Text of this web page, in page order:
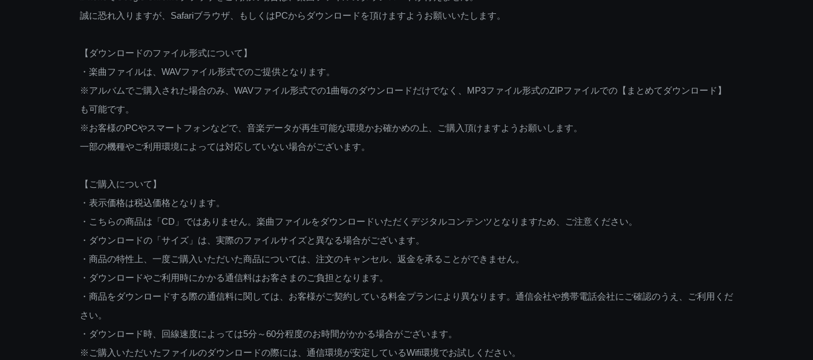
誠に恐れ入りますが、Safariブラウザ、もしくはPCからダウンロードを頂けますようお願いいたします。
【ダウンロードのファイル形式について】
・楽曲ファイルは、WAVファイル形式でのご提供となります。
※アルバムでご購入された場合のみ、WAVファイル形式での1曲毎のダウンロードだけでなく、MP3ファイル形式のZIPファイルでの【まとめてダウンロード】
も可能です。
※お客様のPCやスマートフォンなどで、音楽データが再生可能な環境かお確かめの上、ご購入頂けますようお願いします。
一部の機種やご利用環境によっては対応していない場合がございます。
【ご購入について】
・表示価格は税込価格となります。
・こちらの商品は「CD」ではありません。楽曲ファイルをダウンロードいただくデジタルコンテンツとなりますため、ご注意ください。
・ダウンロードの「サイズ」は、実際のファイルサイズと異なる場合がございます。
・商品の特性上、一度ご購入いただいた商品については、注文のキャンセル、返金を承ることができません。
・ダウンロードやご利用時にかかる通信料はお客さまのご負担となります。
・商品をダウンロードする際の通信料に関しては、お客様がご契約している料金プランにより異なります。通信会社や携帯電話会社にご確認のうえ、ご利用くだ
さい。
・ダウンロード時、回線速度によっては5分～60分程度のお時間がかかる場合がございます。
※ご購入いただいたファイルのダウンロードの際には、通信環境が安定しているWifi環境でお試しください。